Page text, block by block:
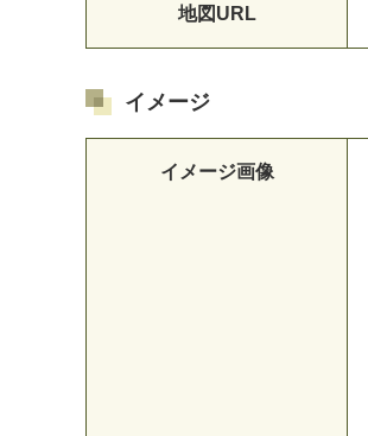
地図URL
イメージ
イメージ画像